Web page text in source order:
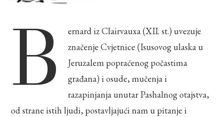
B
ernard iz Clairvauxa (XII. st.) uvezuje
značenje Cvjetnice (Isusovog ulaska u
Jeruzalem popraćenog počastima
građana) i osude, mučenja i
razapinjanja unutar Pashalnog otajstva,
od strane istih ljudi, postavljajući nam u pitanje i